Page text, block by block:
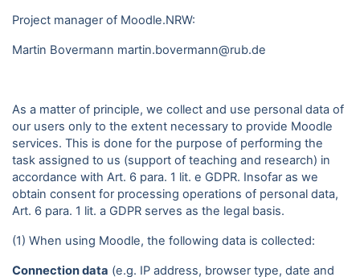
Project manager of Moodle.NRW:
Martin Bovermann martin.bovermann@rub.de
As a matter of principle, we collect and use personal data of
our users only to the extent necessary to provide Moodle
services. This is done for the purpose of performing the
task assigned to us (support of teaching and research) in
accordance with Art. 6 para. 1 lit. e GDPR. Insofar as we
obtain consent for processing operations of personal data,
Art. 6 para. 1 lit. a GDPR serves as the legal basis.
(1) When using Moodle, the following data is collected:
Connection data (e.g. IP address, browser type, date and